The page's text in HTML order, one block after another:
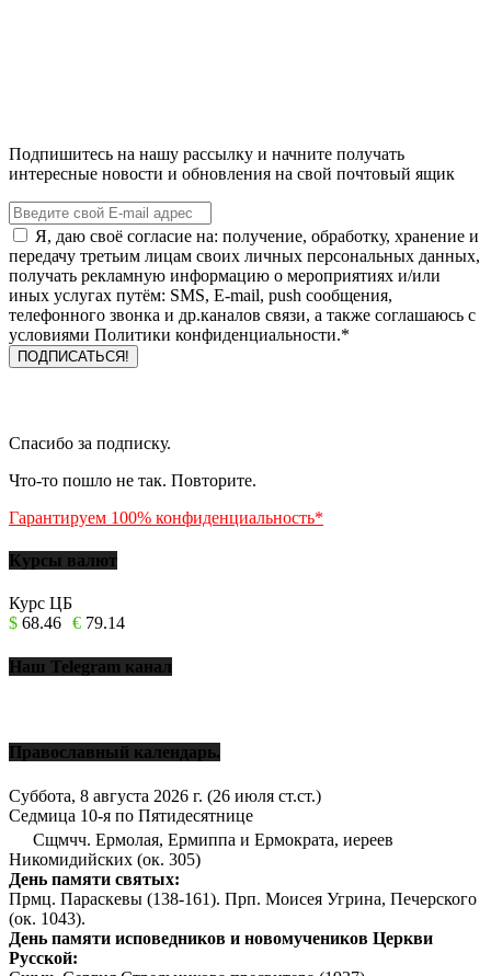
Подпишитесь на нашу рассылку и начните получать
интересные новости и обновления на свой почтовый ящик
Я, даю своё согласие на: получение, обработку, хранение и
передачу третьим лицам своих личных персональных данных,
получать рекламную информацию о мероприятиях и/или
иных услугах путём: SMS, E-mail, push сообщения,
телефонного звонка и др.каналов связи, а также соглашаюсь с
условиями Политики конфиденциальности.*
Спасибо за подписку.
Что-то пошло не так. Повторите.
Гарантируем 100% конфиденциальность*
Курсы валют
Курс ЦБ
$ 68.46 € 79.14
Наш Telegram канал
Православный календарь.
Суббота, 8 августа 2026 г. (26 июля ст.ст.)
Седмица 10-я по Пятидесятнице
Сщмчч. Ермолая, Ермиппа и Ермократа, иереев
Никомидийских (ок. 305)
День памяти святых:
Прмц. Параскевы (138-161). Прп. Моисея Угрина, Печерского
(ок. 1043).
День памяти исповедников и новомучеников Церкви
Русской: